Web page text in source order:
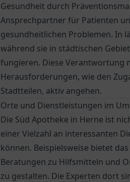
Gesundheit durch
Ansprechpartner für Patienten
gesundheitlichen Problemen. In
während sie in städtischen
fungieren. Diese Verantwortung
Herausforderungen, wie den
Stadtteilen, aktiv angehen.
Orte und Dienstleistungen im
Die Süd Apotheke in Herne ist
einer Vielzahl an interessanten
können. Beispielsweise bietet das
Beratungen zu Hilfsmitteln und
zu gestalten. Die Experten dort